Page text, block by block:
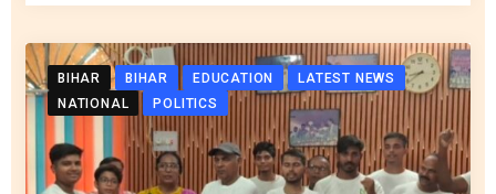
BIHAR BIHAR EDUCATION
LATEST NEWS
NATIONAL
POLITICS